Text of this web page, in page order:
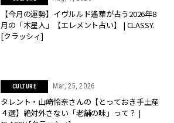
【今月の運勢】イヴルルド遙華が占う2026年8
月の「木星人」【エレメント占い】 | CLASSY.
[クラッシィ]
CULTURE Mar, 25, 2026
タレント・山崎怜奈さんの【とっておき手土産
４選】絶対外さない「老舗の味」って？ |